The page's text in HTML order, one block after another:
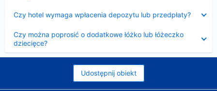
Czy hotel wymaga wpłacenia depozytu lub przedpłaty?
Czy można poprosić o dodatkowe łóżko lub łóżeczko
dziecięce?
Udostępnij obiekt